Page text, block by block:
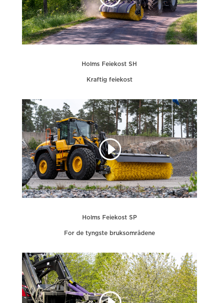
Holms Feiekost SH
Kraftig feiekost
Holms Feiekost SP
For de tyngste bruksområdene